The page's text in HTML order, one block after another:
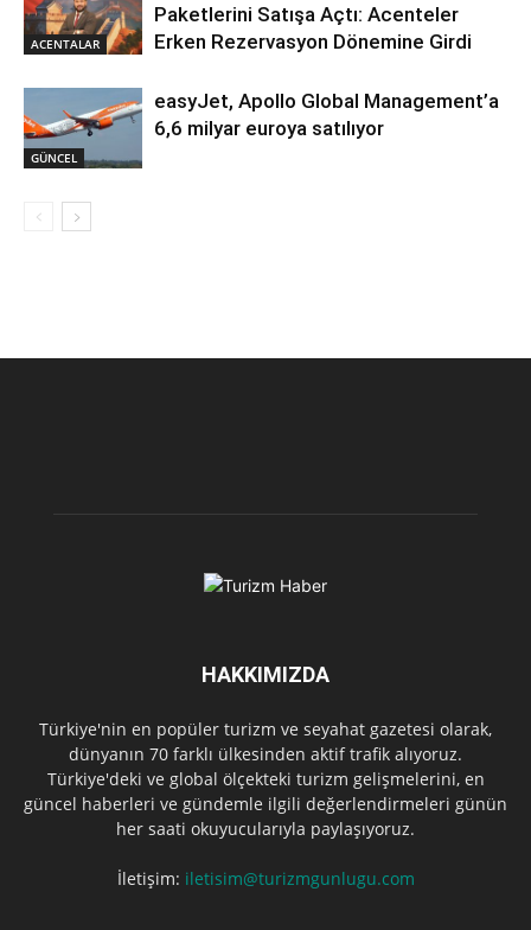
ACENTALAR
Paketlerini Satışa Açtı: Acenteler
Erken Rezervasyon Dönemine Girdi
GÜNCEL
easyJet, Apollo Global Management’a
6,6 milyar euroya satılıyor
HAKKIMIZDA
Türkiye'nin en popüler turizm ve seyahat gazetesi olarak,
dünyanın 70 farklı ülkesinden aktif trafik alıyoruz.
Türkiye'deki ve global ölçekteki turizm gelişmelerini, en
güncel haberleri ve gündemle ilgili değerlendirmeleri günün
her saati okuyucularıyla paylaşıyoruz.
İletişim: iletisim@turizmgunlugu.com